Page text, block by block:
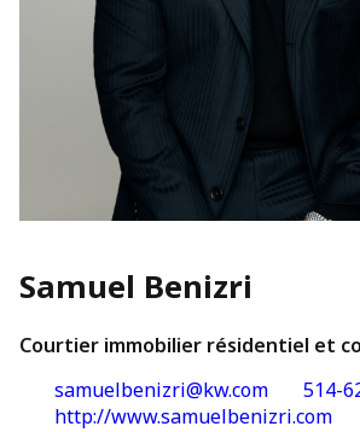
Samuel Benizri
Courtier immobilier résidentiel et
samuelbenizri@kw.com
514-
http://www.samuelbenizri.com